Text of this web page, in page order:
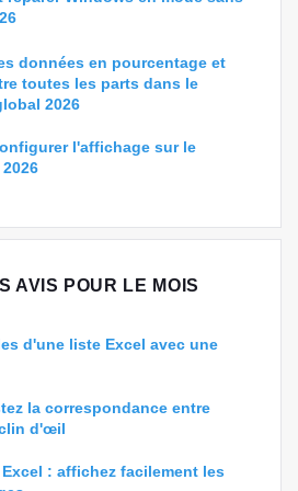
données en pourcentage et
toutes les parts dans le
2026
l'affichage sur le
AVIS POUR LE MOIS
d'une liste Excel avec une
la correspondance entre
d'œil
: affichez facilement les